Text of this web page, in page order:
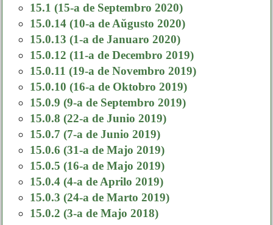
15.1 (15-a de Septembro 2020)
15.0.14 (10-a de Aŭgusto 2020)
15.0.13 (1-a de Januaro 2020)
15.0.12 (11-a de Decembro 2019)
15.0.11 (19-a de Novembro 2019)
15.0.10 (16-a de Oktobro 2019)
15.0.9 (9-a de Septembro 2019)
15.0.8 (22-a de Junio 2019)
15.0.7 (7-a de Junio 2019)
15.0.6 (31-a de Majo 2019)
15.0.5 (16-a de Majo 2019)
15.0.4 (4-a de Aprilo 2019)
15.0.3 (24-a de Marto 2019)
15.0.2 (3-a de Majo 2018)